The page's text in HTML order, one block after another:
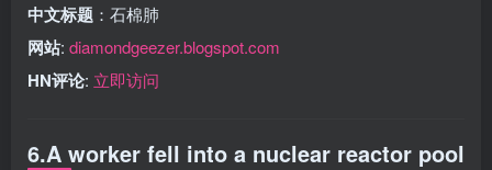
中文标题 ：石棉肺
网站: diamondgeezer.blogspot.com
HN评论: 立即访问
6.A worker fell into a nuclear reactor pool